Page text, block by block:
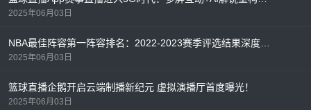
2025年06月03日
2025年06月03日
篮球直播企鹅开启云端制播新纪元 虚拟演播厅首度曝光！
2025年06月03日